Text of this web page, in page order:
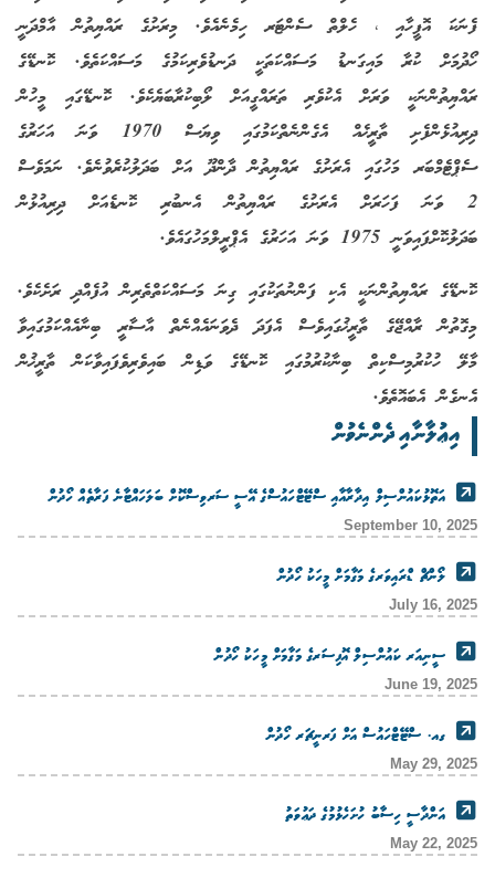
ފެނަކަ އޮފީހާއި ، ހެލްތް ސެންޓަރ ހިމެނެއެވެ. މިރަށުގެ ރައްޔިތުން އާމްދަނީ
ހޯދުމަށް ކުރާ މައިގަނޑު މަސައްކަތަކީ ދަނޑުވެރިކަމުގެ މަސައްކަތެވެ. ކޮނޑޭގެ
ރައްޔިތުންނަކީ ވަރަށް އެކުވެރި ތަރައްގީއަށް ލޯބިކުރާބަޔެކެވެ. ކޮނޑޭގައި މީހުން
ދިރިއުޅެންފެށި ތާރީޚެއް އެގެންނެތްކަމުގައި ވިޔަސް 1970 ވަނަ އަހަރުގެ
ސެޕްޓެމްބަރ މަހުގައި އެރަށުގެ ރައްޔިތުން ދާންދޫ އަށް ބަދަލުކުރެވުނެވެ. ނަމަވެސް
2 ވަނަ ފަހަރަށް އެރަށުގެ ރައްޔިތުން އެނބުރި ކޮނޑެއަށް ދިރިއުޅުން
ބަދަލުކޮށްފައިވަނީ 1975 ވަނަ އަހަރުގެ އެޕްރީލްމަހުގައެވެ.
ކޮނޑޭގެ ރައްޔިތުންނަކީ އެކި ފަންނުތަކުގައި ގިނަ މަސައްކަތްތެރިން އުފެއްދި ރަށެކެވެ.
މިގޮތުން ރާއްޖޭގެ ތާރީޚުގައިވެސް އެފަދަ ދެވަނައެއްނެތް އާސާރީ ބިނާއެއްކަމުގައިވާ
މާލޭ ހުކުރުމިސްކިތް ބިނާކުރުމުގައި ކޮނޑޭގެ ވަޑިން ބައިވެރިވެފައިވާކަން ތާރީޚުން
އެނގެން އެބައޮތެވެ.
އިޢުލާނާއި ދެންނެވުން
އަތޮޅުކައުންސިލް އިދާރާއާއި ސްޓޭޓްހައުސްގެ އޭސީ ސަރވިސްކޮށް ބަލަހައްޓާނެ ފަރާތެއް ހޯދުން
September 10, 2025
ލޯންޗް ޑްރައިވަރގެ މަގާމަށް މީހަކު ހޯދުން
July 16, 2025
ސީނިއަރ ކައުންސިލް އޮފިސަރގެ މަގާމަށް މީހަކު ހޯދުން
June 19, 2025
ގއ. ސްޓޭޓްހައުސް އަށް ފަރނީޗަރ ހޯދުން
May 29, 2025
އަންދާސީ ހިސާބު ހުށަހެޅުމުގެ ދަޢުވަތު
May 22, 2025